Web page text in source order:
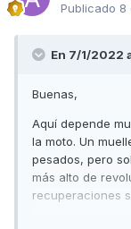
Publicado 8
En 7/1/2022
Buenas,
Aquí depende
la moto. Un
pesados, pero
más alto de
recuperaciones